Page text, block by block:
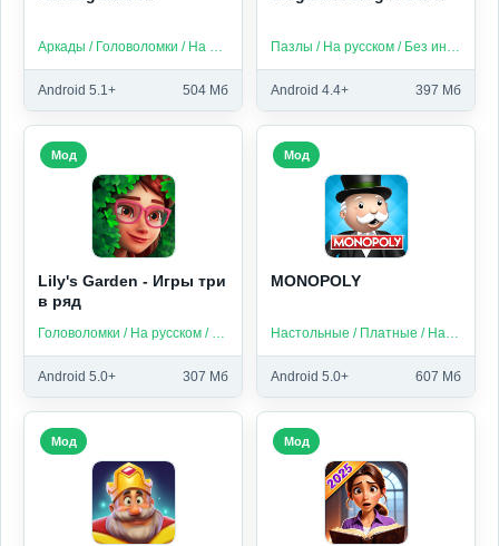
Аркады / Головоломки / На русском / Без интернета
Android 5.1+ 504 Мб
Пазлы / На русском / Без интернета
Android 4.4+ 397 Мб
Lily's Garden - Игры три
в ряд
Головоломки / На русском / Без интернета
Android 5.0+ 307 Мб
Мод
MONOPOLY
Настольные / Платные / На русском
Android 5.0+ 607 Мб
Мод
Мод Мод